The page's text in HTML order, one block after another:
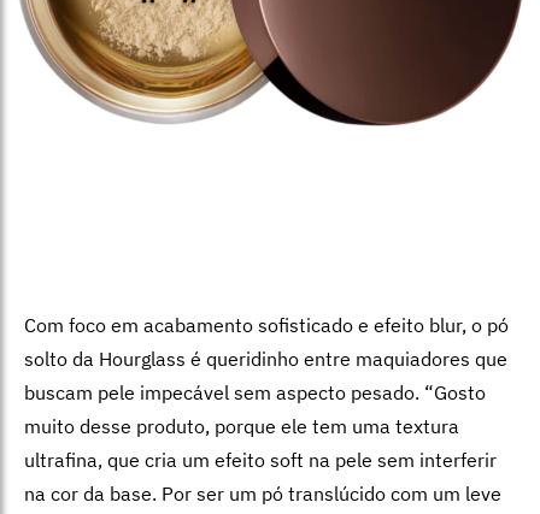
Com foco em acabamento sofisticado e efeito blur, o pó
solto da Hourglass é queridinho entre maquiadores que
buscam pele impecável sem aspecto pesado. “Gosto
muito desse produto, porque ele tem uma textura
ultrafina, que cria um efeito soft na pele sem interferir
na cor da base. Por ser um pó translúcido com um leve